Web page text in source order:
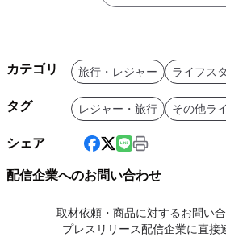
カテゴリ 旅行・レジャー ライフス
タグ レジャー・旅行 その他ラ
シェア
配信企業へのお問い合わせ
取材依頼・商品に対するお問い合
プレスリリース配信企業に直接